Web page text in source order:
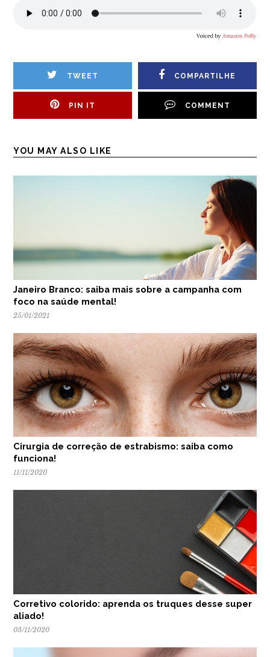
TWEET COMPARTILHE
PIN IT COMMENT
YOU MAY ALSO LIKE
Janeiro Branco: saiba mais sobre a campanha com
foco na saúde mental!
25/01/2021
Cirurgia de correção de estrabismo: saiba como
funciona!
11/11/2020
Corretivo colorido: aprenda os truques desse super
aliado!
03/11/2020